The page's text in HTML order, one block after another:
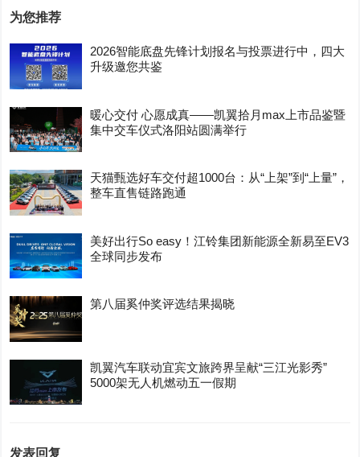
为您推荐
2026智能底盘先锋计划报名与投票进行中，四大
升级邀您共鉴
暖心交付 心愿成真——凯翼拾月max上市品鉴暨
集中交车仪式洛阳站圆满举行
天猫甄选好车交付超1000台：从“上架”到“上量”，
整车直售链路跑通
美好出行So easy！江铃集团新能源全新易至EV3
全球同步发布
第八届奚仲奖评选结果揭晓
凯翼汽车联动宜宾文旅跨界呈献“三江光影秀”
5000架无人机燃动五一假期
发表回复